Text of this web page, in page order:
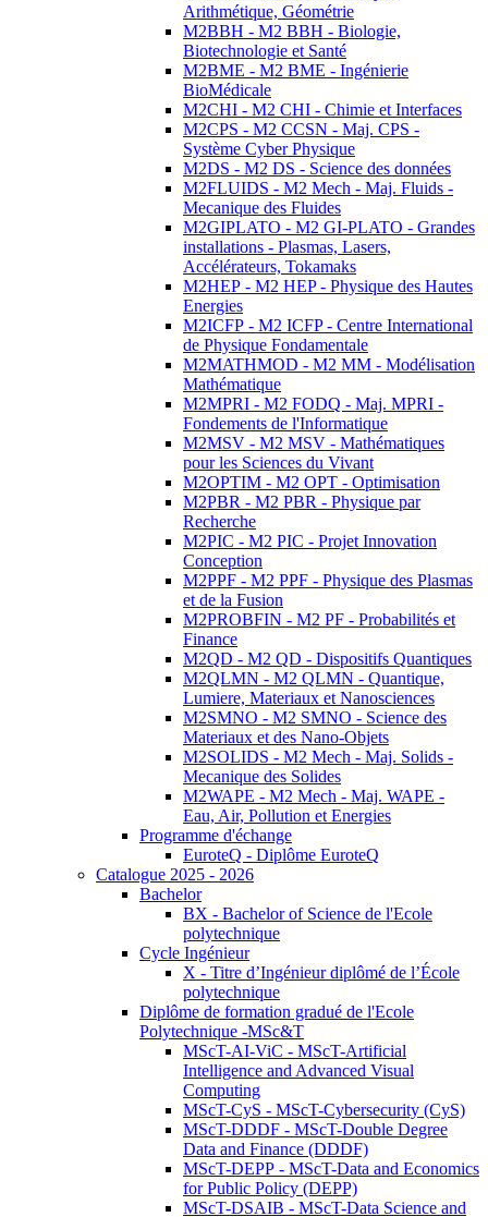
Arithmétique, Géométrie
M2BBH - M2 BBH - Biologie,
Biotechnologie et Santé
M2BME - M2 BME - Ingénierie
BioMédicale
M2CHI - M2 CHI - Chimie et Interfaces
M2CPS - M2 CCSN - Maj. CPS -
Système Cyber Physique
M2DS - M2 DS - Science des données
M2FLUIDS - M2 Mech - Maj. Fluids -
Mecanique des Fluides
M2GIPLATO - M2 GI-PLATO - Grandes
installations - Plasmas, Lasers,
Accélérateurs, Tokamaks
M2HEP - M2 HEP - Physique des Hautes
Energies
M2ICFP - M2 ICFP - Centre International
de Physique Fondamentale
M2MATHMOD - M2 MM - Modélisation
Mathématique
M2MPRI - M2 FODQ - Maj. MPRI -
Fondements de l'Informatique
M2MSV - M2 MSV - Mathématiques
pour les Sciences du Vivant
M2OPTIM - M2 OPT - Optimisation
M2PBR - M2 PBR - Physique par
Recherche
M2PIC - M2 PIC - Projet Innovation
Conception
M2PPF - M2 PPF - Physique des Plasmas
et de la Fusion
M2PROBFIN - M2 PF - Probabilités et
Finance
M2QD - M2 QD - Dispositifs Quantiques
M2QLMN - M2 QLMN - Quantique,
Lumiere, Materiaux et Nanosciences
M2SMNO - M2 SMNO - Science des
Materiaux et des Nano-Objets
M2SOLIDS - M2 Mech - Maj. Solids -
Mecanique des Solides
M2WAPE - M2 Mech - Maj. WAPE -
Eau, Air, Pollution et Energies
Programme d'échange
EuroteQ - Diplôme EuroteQ
Catalogue 2025 - 2026
Bachelor
BX - Bachelor of Science de l'Ecole
polytechnique
Cycle Ingénieur
X - Titre d’Ingénieur diplômé de l’École
polytechnique
Diplôme de formation gradué de l'Ecole
Polytechnique -MSc&T
MScT-AI-ViC - MScT-Artificial
Intelligence and Advanced Visual
Computing
MScT-CyS - MScT-Cybersecurity (CyS)
MScT-DDDF - MScT-Double Degree
Data and Finance (DDDF)
MScT-DEPP - MScT-Data and Economics
for Public Policy (DEPP)
MScT-DSAIB - MScT-Data Science and